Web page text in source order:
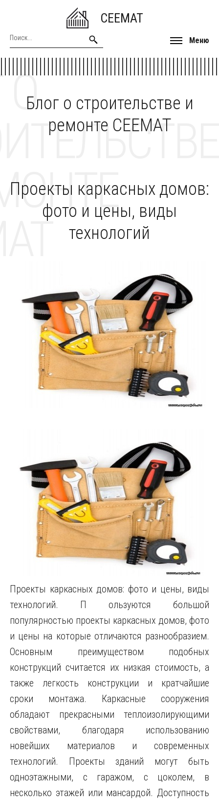
CEEMAT
Меню
Блог о строительстве и
ремонте CEEMAT
О
Проекты каркасных домов:
фото и цены, виды
технологий
Проекты каркасных домов: фото и цены, виды
технологий. П ользуются большой
популярностью проекты каркасных домов, фото
и цены на которые отличаются разнообразием.
Основным преимуществом подобных
конструкций считается их низкая стоимость, а
также легкость конструкции и кратчайшие
сроки монтажа. Каркасные сооружения
обладают прекрасными теплоизолирующими
свойствами, благодаря использованию
новейших материалов и современных
технологий. Проекты зданий могут быть
одноэтажными, с гаражом, с цоколем, в
несколько этажей или мансардой. Доступность